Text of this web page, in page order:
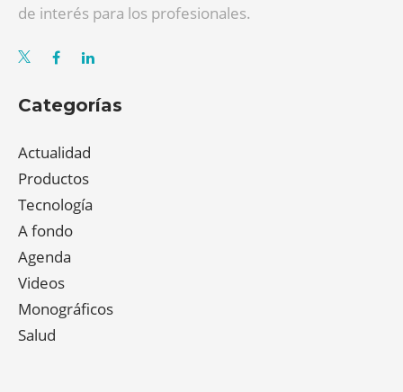
de interés para los profesionales.
Categorías
Actualidad
Productos
Tecnología
A fondo
Agenda
Videos
Monográficos
Salud